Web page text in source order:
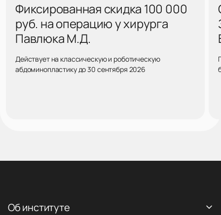
Фиксированная скидка 100 000
руб. на операцию у хирурга
Павлюка М.Д.
Действует на классическую и роботическую
абдоминопластику до 30 сентября 2026
Об институте